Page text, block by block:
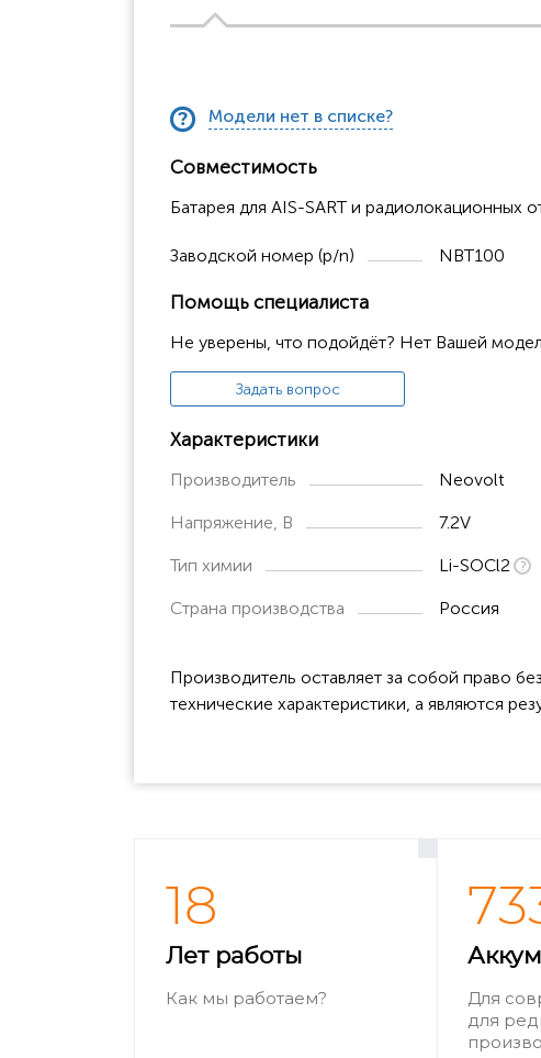
Модели нет в списке?
Совместимость
Батарея для AIS-SART и радиолокационных
Заводской номер (p/n) NBT100
Помощь специалиста
Не уверены, что подойдёт? Нет Вашей
Задать вопрос
Характеристики
Производитель Neovolt
Напряжение, В 7.2V
Тип химии Li-SOCl2
Страна производства Россия
Производитель оставляет за собой право
технические характеристики, а являются
18
Лет работы
Как мы работаем?
Для
для